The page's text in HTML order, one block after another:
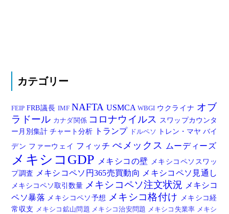
カテゴリー
FEIPFRB議長IMF NAFTA USMCAWBGI ウクライナ オブ
ラドール カナダ関係 コロナウイルス スワップカウンタ
ー月別集計 チャート分析 トランプ ドルペソ トレン・マヤバイ
デン ファーウェイ フィッチぺメックス ムーディーズ
メキシコGDP メキシコの壁 メキシコペソスワッ
プ調査
メキシコペソ円365売買動向 メキシコペソ見通し
メキシコペソ取引数量 メキシコペソ注文状況 メキシコ
ペソ暴落 メキシコペソ予想 メキシコ格付け メキシコ経
常収支 メキシコ鉱山問題 メキシコ治安問題 メキシコ失業率 メキシ